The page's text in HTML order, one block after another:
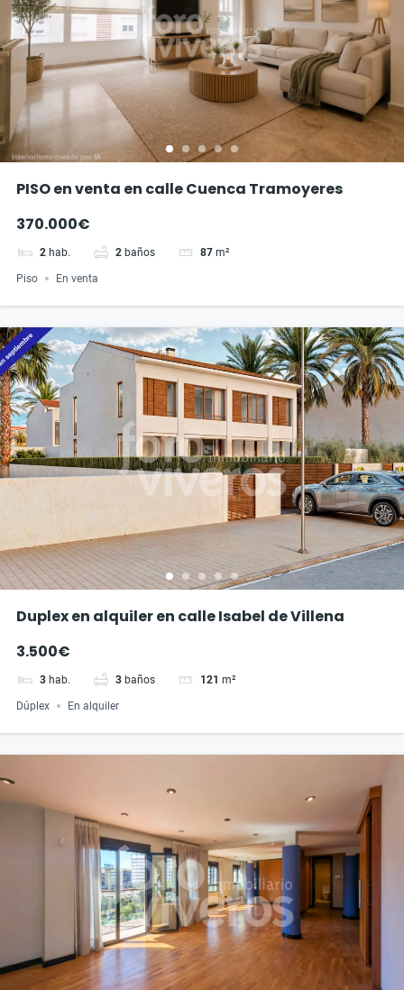
PISO en venta en calle Cuenca Tramoyeres
370.000€
2 hab. 2 baños 87 m²
Piso En venta
Duplex en alquiler en calle Isabel de Villena
3.500€
3 hab. 3 baños 121 m²
Dúplex En alquiler